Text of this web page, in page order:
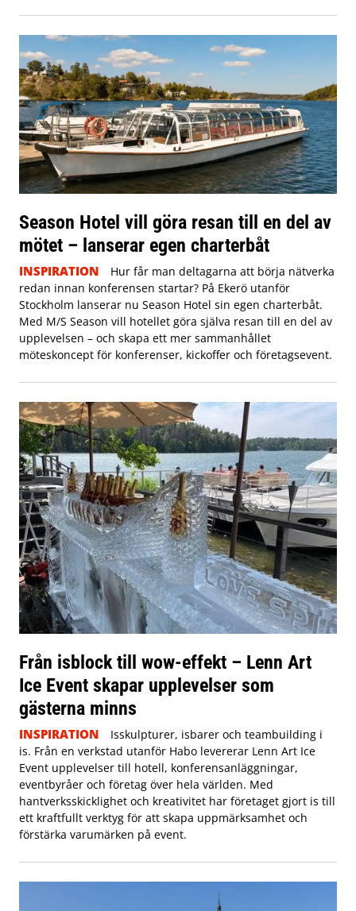
Season Hotel vill göra resan till en del av
mötet – lanserar egen charterbåt
INSPIRATION
Hur får man deltagarna att börja nätverka
redan innan konferensen startar? På Ekerö utanför
Stockholm lanserar nu Season Hotel sin egen charterbåt.
Med M/S Season vill hotellet göra själva resan till en del av
upplevelsen – och skapa ett mer sammanhållet
möteskoncept för konferenser, kickoffer och företagsevent.
Från isblock till wow-effekt – Lenn Art
Ice Event skapar upplevelser som
gästerna minns
INSPIRATION
Isskulpturer, isbarer och teambuilding i
is. Från en verkstad utanför Habo levererar Lenn Art Ice
Event upplevelser till hotell, konferensanläggningar,
eventbyråer och företag över hela världen. Med
hantverksskicklighet och kreativitet har företaget gjort is till
ett kraftfullt verktyg för att skapa uppmärksamhet och
förstärka varumärken på event.